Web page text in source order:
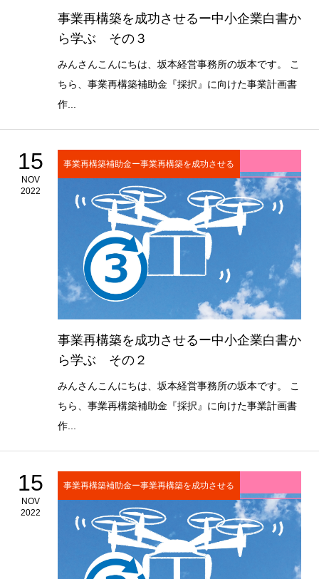
事業再構築を成功させるー中小企業白書か
ら学ぶ その３
みんさんこんにちは、坂本経営事務所の坂本です。 こ
ちら、事業再構築補助金『採択』に向けた事業計画書
作...
15
NOV
2022
事業再構築補助金ー事業再構築を成功させる
事業再構築を成功させるー中小企業白書か
ら学ぶ その２
みんさんこんにちは、坂本経営事務所の坂本です。 こ
ちら、事業再構築補助金『採択』に向けた事業計画書
作...
15
NOV
2022
事業再構築補助金ー事業再構築を成功させる